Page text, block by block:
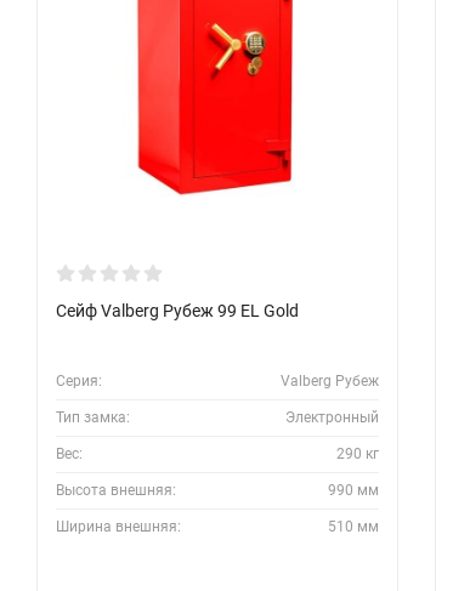
Сейф Valberg Рубеж 99 EL Gold
Серия: Valberg Рубеж
Тип замка: Электронный
Вес: 290 кг
Высота внешняя: 990 мм
Ширина внешняя: 510 мм